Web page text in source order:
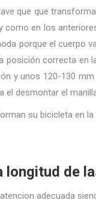
que que
en los
porque el cuerpo
correcta
y unos 120-130
el desmontar el
su bicicleta en
longitud de
adecuada